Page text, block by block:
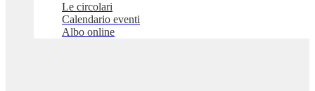
Le circolari
Calendario eventi
Albo online